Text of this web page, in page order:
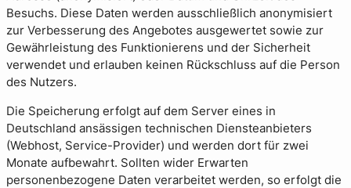
Besuchs. Diese Daten werden ausschließlich anonymisiert
zur Verbesserung des Angebotes ausgewertet sowie zur
Gewährleistung des Funktionierens und der Sicherheit
verwendet und erlauben keinen Rückschluss auf die Person
des Nutzers.
Die Speicherung erfolgt auf dem Server eines in
Deutschland ansässigen technischen Diensteanbieters
(Webhost, Service-Provider) und werden dort für zwei
Monate aufbewahrt. Sollten wider Erwarten
personenbezogene Daten verarbeitet werden, so erfolgt die